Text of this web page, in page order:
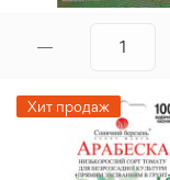
Хит продаж